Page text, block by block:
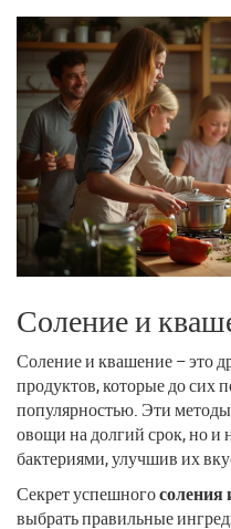
Соление и
Соление и квашение – это
продуктов, которые до сих
популярностью. Эти
овощи на долгий срок, но и
бактериями, улучшив их
Секрет успешного
выбрать правильные